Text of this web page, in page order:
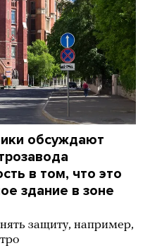
обсуждают
в том, что это
здание в зоне
защиту, например,